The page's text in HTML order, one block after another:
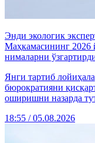
Энди экологик
Маҳкамасининг 2026
нималарни
Янги тартиб
бюрократияни
оширишни назарда
18:55 / 05.08.2026